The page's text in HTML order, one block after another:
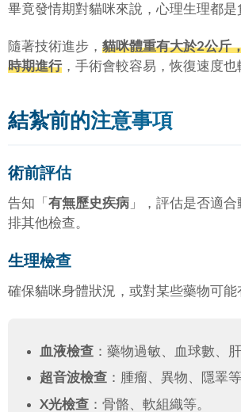
畢竟發情期對貓咪來說，心理生理都是
隨著技術進步， 貓咪體重有大於2公斤
時期進行，手術會較容易，恢復速度也
結紮前的注意事項
術前評估
告知「 有無歷史疾病 」，評估是否適
排其他檢查。
生理檢查
確保貓咪身體狀況，或對某些藥物可能
血液檢查：藥物過敏、血球數、肝
超音波檢查：腫瘤、異物、隱睪等
X光檢查：骨骼、軟組織等。